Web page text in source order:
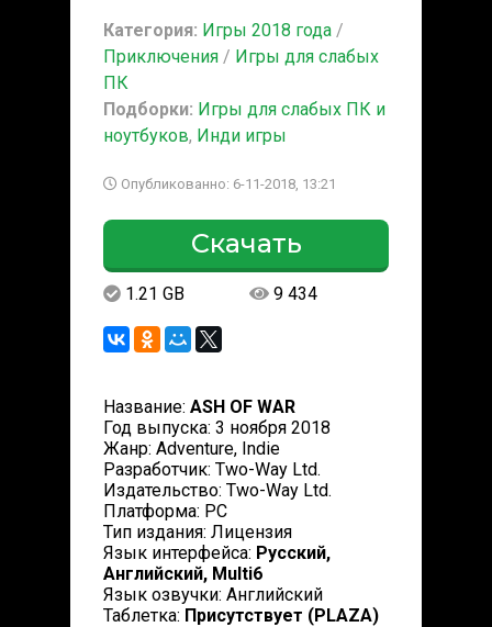
Категория: Игры 2018 года /
Приключения / Игры для слабых
ПК
Подборки: Игры для слабых ПК и
ноутбуков, Инди игры
Опубликованно: 6-11-2018, 13:21
Скачать
1.21 GB 9 434
Название: ASH OF WAR
Год выпуска: 3 ноября 2018
Жанр: Adventure, Indie
Разработчик: Two-Way Ltd.
Издательство: Two-Way Ltd.
Платформа: PC
Тип издания: Лицензия
Язык интерфейса: Русский,
Английский, Multi6
Язык озвучки: Английский
Таблeтка: Присутствует (PLAZA)